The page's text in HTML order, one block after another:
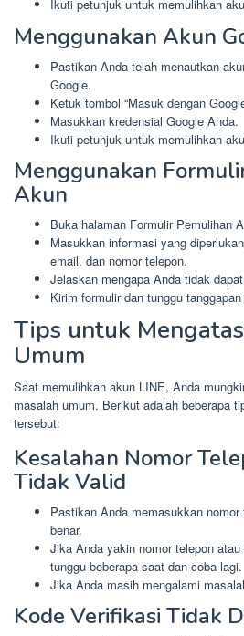
Ikuti petunjuk untuk memulihkan
Menggunakan Akun
Pastikan Anda telah menautkan
Google.
Ketuk tombol “Masuk dengan
Masukkan kredensial Google Anda.
Ikuti petunjuk untuk memulihkan
Menggunakan
Akun
Buka halaman Formulir Pemulihan
Masukkan informasi yang
email, dan nomor telepon.
Jelaskan mengapa Anda tidak
Kirim formulir dan tunggu
Tips untuk
Umum
Saat memulihkan akun LINE, Anda
masalah umum. Berikut adalah beberapa
tersebut:
Kesalahan Nomor
Tidak Valid
Pastikan Anda memasukkan
benar.
Jika Anda yakin nomor telepon
tunggu beberapa saat dan coba lagi.
Jika Anda masih mengalami
Kode Verifikasi Tidak